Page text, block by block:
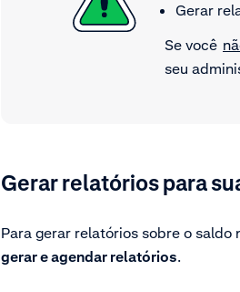
Gerar
Se você
seu
Gerar relatórios para
Para gerar relatórios sobre o
gerar e agendar relatórios.